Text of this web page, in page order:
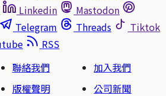
Linkedin
Mastodon
Telegram Threads
Tiktok
RSS
聯絡我們
加入我們
版權聲明
公司新聞